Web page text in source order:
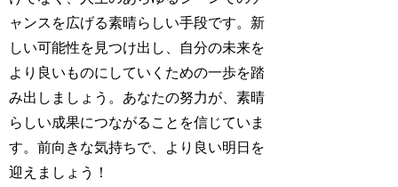
ャンスを広げる素晴らしい手段です。新
しい可能性を見つけ出し、自分の未来を
より良いものにしていくための一歩を踏
み出しましょう。あなたの努力が、素晴
らしい成果につながることを信じていま
す。前向きな気持ちで、より良い明日を
迎えましょう！